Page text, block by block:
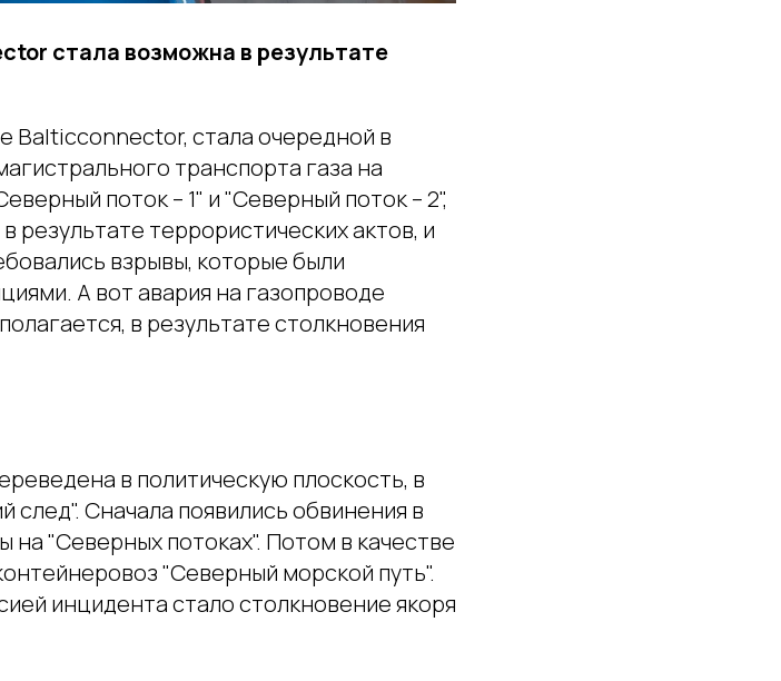
стала возможна в результате
Balticconnector, стала очередной в
транспорта газа на
поток – 1" и "Северный поток – 2",
террористических актов, и
взрывы, которые были
А вот авария на газопроводе
в результате столкновения
в политическую плоскость, в
след". Сначала появились обвинения в
"Северных потоках". Потом в качестве
"Северный морской путь".
инцидента стало столкновение якоря